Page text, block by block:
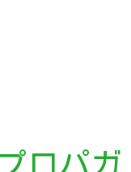
ロパガ